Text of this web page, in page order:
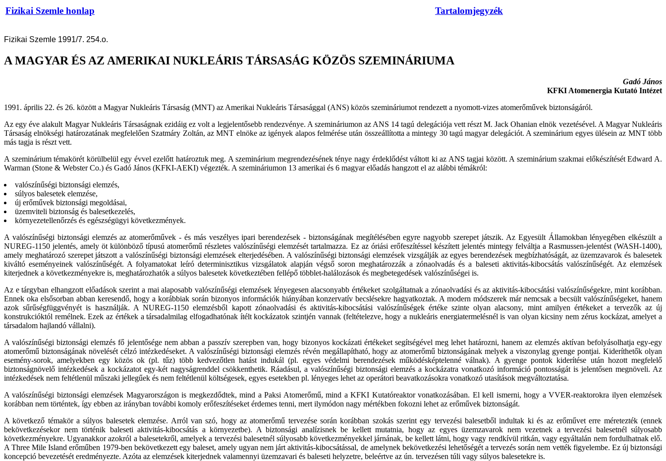
Fizikai Szemle honlap Tartalomjegyzék
Fizikai Szemle 1991/7. 254.o.
A MAGYAR ÉS AZ AMERIKAI NUKLEÁRIS TÁRSASÁG KÖZÖS SZEMINÁRIUMA
Gadó János
KFKI Atomenergia Kutató Intézet
1991. április 22. és 26. között a Magyar Nukleáris Társaság (MNT) az Amerikai Nukleáris Társasággal (ANS) közös szemináriumot rendezett a nyomott-vizes atomerőművek biztonságáról.
Az egy éve alakult Magyar Nukleáris Társaságnak ezidáig ez volt a legjelentősebb rendezvénye. A szemináriumon az ANS 14 tagú delegációja vett részt M. Jack Ohanian elnök vezetésével. A Magyar Nukleáris
Társaság elnökségi határozatának megfelelően Szatmáry Zoltán, az MNT elnöke az igények alapos felmérése után összeállította a mintegy 30 tagú magyar delegációt. A szeminárium egyes ülésein az MNT több
más tagja is részt vett.
A szeminárium témakörét körülbelül egy évvel ezelőtt határoztuk meg. A szeminárium megrendezésének ténye nagy érdeklődést váltott ki az ANS tagjai között. A szeminárium szakmai előkészítését Edward A.
Warman (Stone & Webster Co.) és Gadó János (KFKI-AEKI) végezték. A szemináriumon 13 amerikai és 6 magyar előadás hangzott el az alábbi témákról:
valószínűségi biztonsági elemzés,
súlyos balesetek elemzése,
új erőművek biztonsági megoldásai,
üzemviteli biztonság és balesetkezelés,
környezetellenőrzés és egészségügyi következmények.
A valószínűségi biztonsági elemzés az atomerőművek - és más veszélyes ipari berendezések - biztonságának megítélésében egyre nagyobb szerepet játszik. Az Egyesült Államokban lényegében elkészült a
NUREG-1150 jelentés, amely öt különböző típusú atomerőmű részletes valószínűségi elemzését tartalmazza. Ez az óriási erőfeszítéssel készített jelentés mintegy felváltja a Rasmussen-jelentést (WASH-1400),
amely meghatározó szerepet játszott a valószínűségi biztonsági elemzések elterjedésében. A valószínűségi biztonsági elemzések vizsgálják az egyes berendezések megbízhatóságát, az üzemzavarok és balesetek
kiváltó eseményeinek valószínűségét. A folyamatokat leíró determinisztikus vizsgálatok alapján végső soron meghatározzák a zónaolvadás és a baleseti aktivitás-kibocsátás valószínűségét. Az elemzések
kiterjednek a következményekre is, meghatározhatók a súlyos balesetek következtében fellépő többlet-halálozások és megbetegedések valószínűségei is.
Az e tárgyban elhangzott előadások szerint a mai alaposabb valószínűségi elemzések lényegesen alacsonyabb értékeket szolgáltatnak a zónaolvadási és az aktivitás-kibocsátási valószínűségekre, mint korábban.
Ennek oka elsősorban abban keresendő, hogy a korábbiak során bizonyos információk hiányában konzervatív becslésekre hagyatkoztak. A modern módszerek már nemcsak a becsült valószínűségeket, hanem
azok sűrűségfüggvényét is használják. A NUREG-1150 elemzésből kapott zónaolvadási és aktivitás-kibocsátási valószínűségek értéke szinte olyan alacsony, mint amilyen értékeket a tervezők az új
konstrukcióktól remélnek. Ezek az értékek a társadalmilag elfogadhatónak ítélt kockázatok szintjén vannak (feltételezve, hogy a nukleáris energiatermelésnél is van olyan kicsiny nem zérus kockázat, amelyet a
társadalom hajlandó vállalni).
A valószínűségi biztonsági elemzés fő jelentősége nem abban a passzív szerepben van, hogy bizonyos kockázati értékeket segítségével meg lehet határozni, hanem az elemzés aktívan befolyásolhatja egy-egy
atomerőmű biztonságának növelését célzó intézkedéseket. A valószínűségi biztonsági elemzés révén megállapítható, hogy az atomerőmű biztonságának melyek a viszonylag gyenge pontjai. Kideríthetők olyan
esemény-sorok, amelyekben egy közös ok (pl. tűz) több kedvezőtlen hatást indukál (pl. egyes védelmi berendezések működésképtelenné válnak). A gyenge pontok kiderítése után hozott megfelelő
biztonságnövelő intézkedések a kockázatot egy-két nagyságrenddel csökkenthetik. Ráadásul, a valószínűségi biztonsági elemzés a kockázatra vonatkozó információ pontosságát is jelentősen megnöveli. Az
intézkedések nem feltétlenül műszaki jellegűek és nem feltétlenül költségesek, egyes esetekben pl. lényeges lehet az operátori beavatkozásokra vonatkozó utasítások megváltoztatása.
A valószínűségi biztonsági elemzések Magyarországon is megkezdődtek, mind a Paksi Atomerőmű, mind a KFKI Kutatóreaktor vonatkozásában. El kell ismerni, hogy a VVER-reaktorokra ilyen elemzések
korábban nem történtek, így ebben az irányban további komoly erőfeszítéseket érdemes tenni, mert ilymódon nagy mértékben fokozni lehet az erőművek biztonságát.
A következő témakör a súlyos balesetek elemzése. Arról van szó, hogy az atomerőmű tervezése során korábban szokás szerint egy tervezési balesetből indultak ki és az erőművet erre méretezték (ennek
bekövetkezésekor nem történik baleseti aktivitás-kibocsátás a környezetbe). A biztonsági analízisnek be kellett mutatnia, hogy az egyes üzemzavarok nem vezetnek a tervezési balesetnél súlyosabb
következményekre. Ugyanakkor azokról a balesetekről, amelyek a tervezési balesetnél súlyosabb következményekkel járnának, be kellett látni, hogy vagy rendkívül ritkán, vagy egyáltalán nem fordulhatnak elő.
A Three Mile Island erőműben 1979-ben bekövetkezett egy baleset, amely ugyan nem járt aktivitás-kibocsátással, de amelynek bekövetkezési lehetőségét a tervezés során nem vették figyelembe. Ez új biztonsági
koncepció bevezetését eredményezte. Azóta az elemzések kiterjednek valamennyi üzemzavari és baleseti helyzetre, beleértve az ún. tervezésen túli vagy súlyos balesetekre is.